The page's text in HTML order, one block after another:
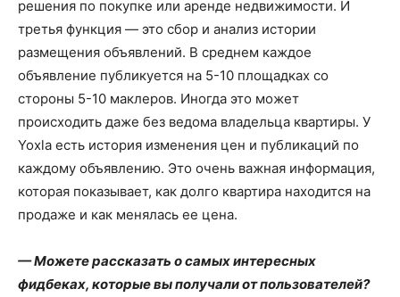
решения по покупке или аренде недвижимости. И
третья функция — это сбор и анализ истории
размещения объявлений. В среднем каждое
объявление публикуется на 5-10 площадках со
стороны 5-10 маклеров. Иногда это может
происходить даже без ведома владельца квартиры. У
Yoxla есть история изменения цен и публикаций по
каждому объявлению. Это очень важная информация,
которая показывает, как долго квартира находится на
продаже и как менялась ее цена.
— Можете рассказать о самых интересных
фидбеках, которые вы получали от пользователей?